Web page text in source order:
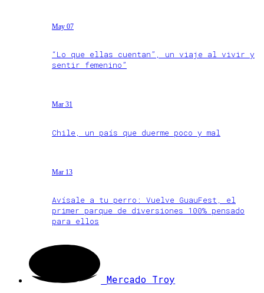
May 07
“Lo que ellas cuentan”, un viaje al vivir y
sentir femenino”
Mar 31
Chile, un país que duerme poco y mal
Mar 13
Avísale a tu perro: Vuelve GuauFest, el
primer parque de diversiones 100% pensado
para ellos
Mercado Troy